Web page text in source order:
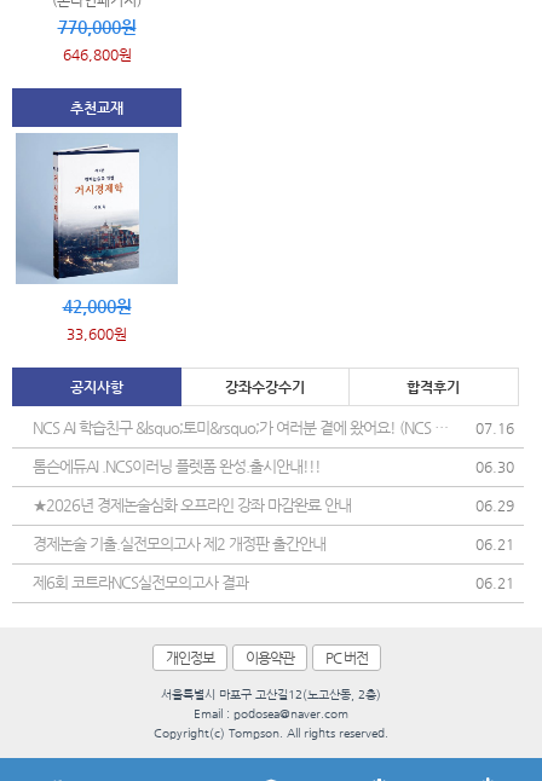
770,000원
646,800원
추천교재
42,000원
33,600원
공지사항 강좌수강수기 합격후기
NCS AI 학습친구 &lsquo;토미&rsquo;가 여러분 곁에 왔어요! (NCS 학
습 도우미 정식 오픈)
07.16
톰슨에듀AI .NCS이러닝 플렛폼 완성.출시안내!!! 06.30
★2026년 경제논술심화 오프라인 강좌 마감완료 안내 06.29
경제논술 기출.실전모의고사 제2 개정판 출간안내 06.21
제6회 코트라NCS실전모의고사 결과 06.21
개인정보 이용약관 PC 버전
서울특별시 마포구 고산길12(노고산동, 2층)
Email : podosea@naver.com
Copyright(c) Tompson. All rights reserved.